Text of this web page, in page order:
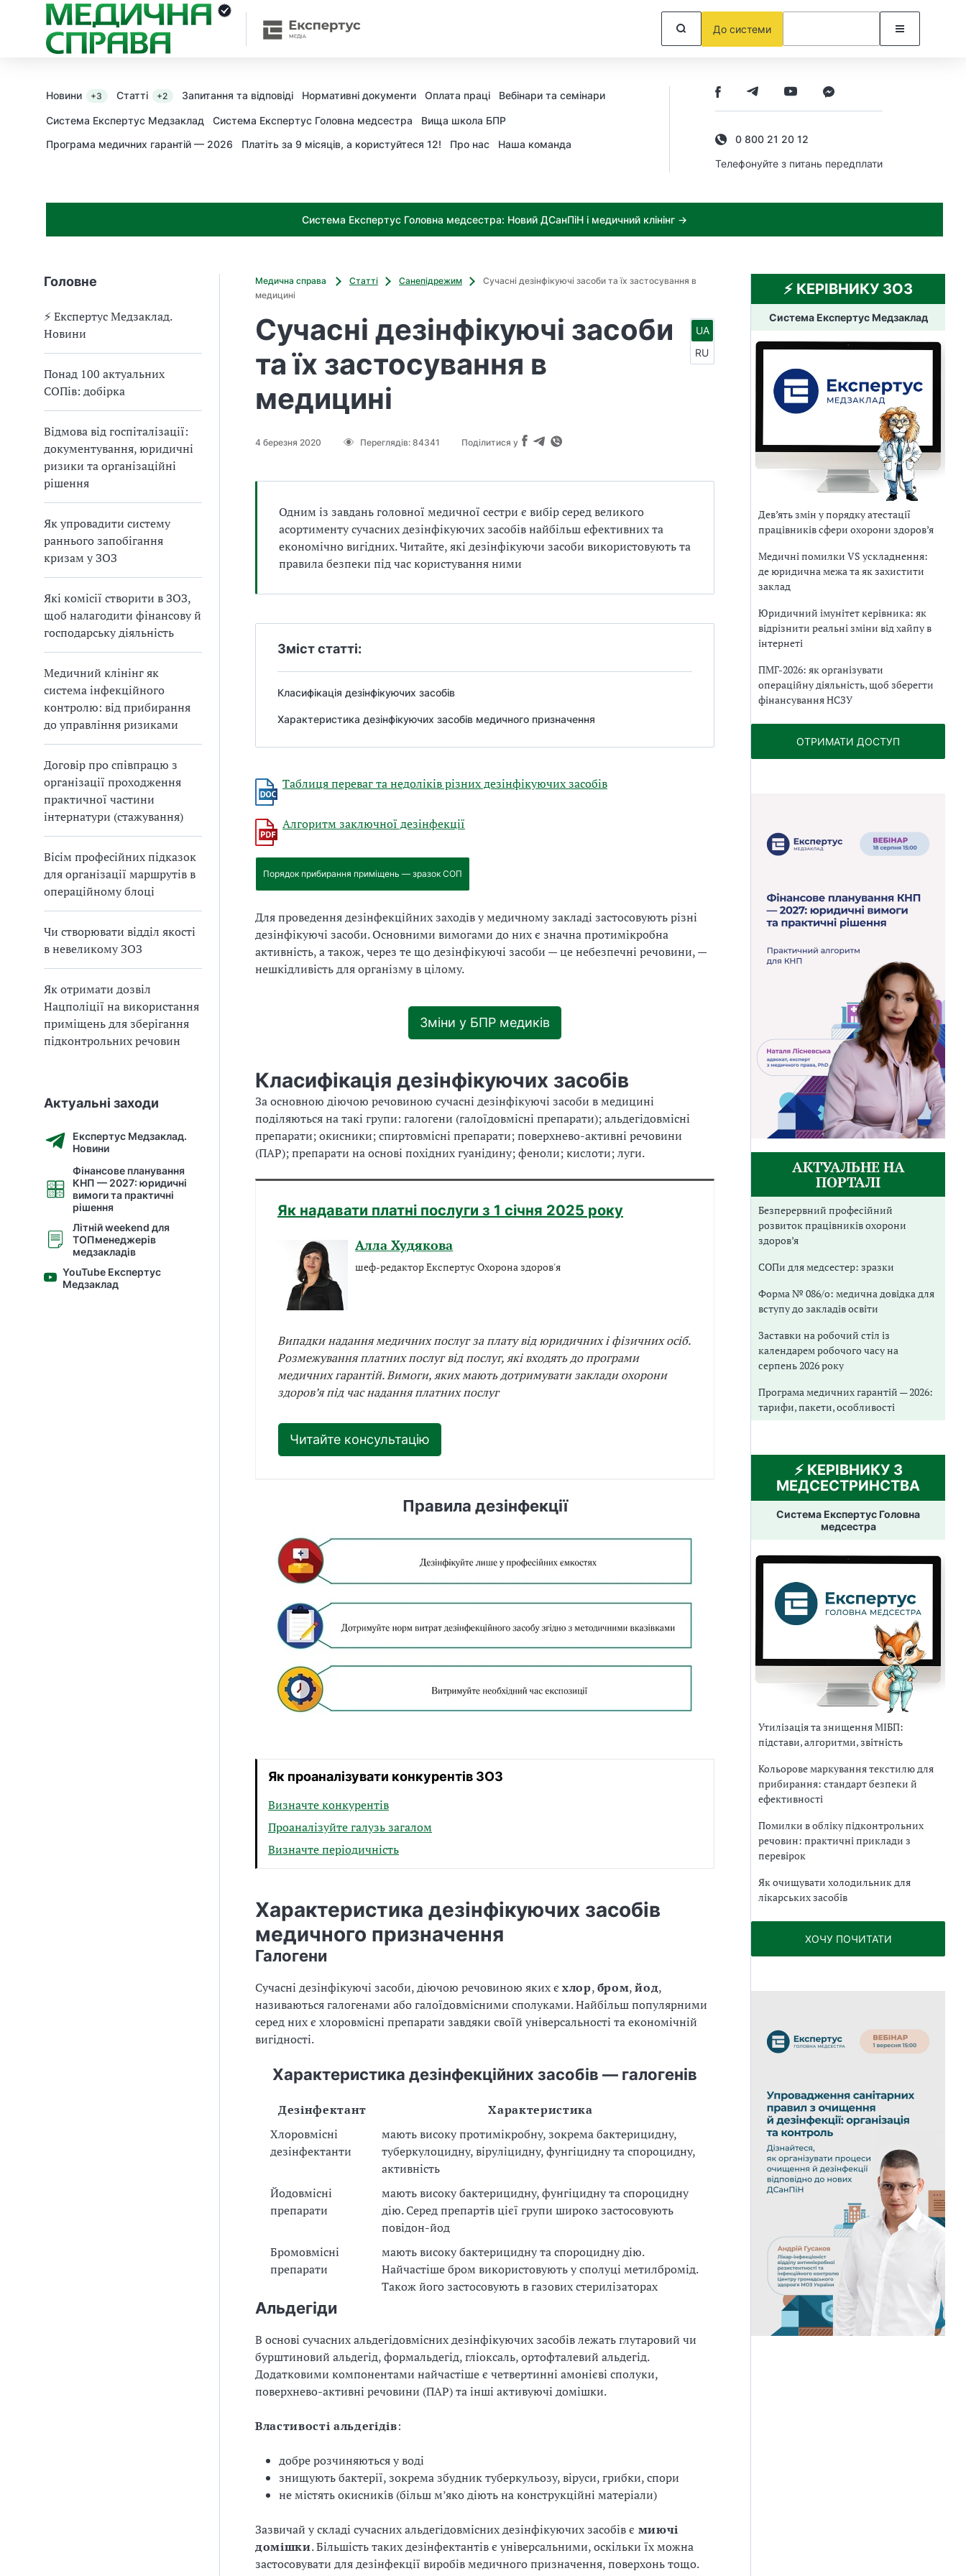
До системи
Новини +3 Статті +2 Запитання та відповіді Нормативні документи Оплата праці Вебінари та семінари
Система Експертус Медзаклад Система Експертус Головна медсестра
Вища школа БПР
Програма медичних гарантій — 2026
Платіть за 9 місяців, а користуйтеся 12! Про нас Наша команда
0 800 21 20 12
Телефонуйте з питань передплати
Система Експертус Головна медсестра: Новий ДСанПіН і медичний клінінг →
Головне
⚡️ Експертус Медзаклад.
Новини
Понад 100 актуальних
СОПів: добірка
Відмова від госпіталізації:
документування, юридичні
ризики та організаційні
рішення
Як упровадити систему
раннього запобігання
кризам у ЗОЗ
Які комісії створити в ЗОЗ,
щоб налагодити фінансову й
господарську діяльність
Медичний клінінг як
система інфекційного
контролю: від прибирання
до управління ризиками
Договір про співпрацю з
організації проходження
практичної частини
інтернатури (стажування)
Вісім професійних підказок
для організації маршрутів в
операційному блоці
Чи створювати відділ якості
в невеликому ЗОЗ
Як отримати дозвіл
Нацполіції на використання
приміщень для зберігання
підконтрольних речовин
Актуальні заходи
Експертус Медзаклад.
Новини
Фінансове планування
КНП — 2027: юридичні
вимоги та практичні
рішення
Літній weekend для
ТОПменеджерів
медзакладів
YouTube Експертус
Медзаклад
Медична справа Статті Санепідрежим
Сучасні дезінфікуючі засоби та їх застосування в
медицині
Сучасні дезінфікуючі засоби
та їх застосування в
медицині
4 березня 2020 Переглядів: 84341 Поділитися у
UA
RU
Одним із завдань головної медичної сестри є вибір серед великого
асортименту сучасних дезінфікуючих засобів найбільш ефективних та
економічно вигідних. Читайте, які дезінфікуючи засоби використовують та
правила безпеки під час користування ними
Зміст статті:
Класифікація дезінфікуючих засобів
Характеристика дезінфікуючих засобів медичного призначення
Таблиця переваг та недоліків різних дезінфікуючих засобів
Алгоритм заключної дезінфекції
Порядок прибирання приміщень — зразок СОП
Для проведення дезінфекційних заходів у медичному закладі застосовують різні
дезінфікуючі засоби. Основними вимогами до них є значна протимікробна
активність, а також, через те що дезінфікуючі засоби — це небезпечні речовини, —
нешкідливість для організму в цілому.
Зміни у БПР медиків
Класифікація дезінфікуючих засобів
За основною діючою речовиною сучасні дезінфікуючі засоби в медицині
поділяються на такі групи: галогени (галоїдовмісні препарати); альдегідовмісні
препарати; окисники; спиртовмісні препарати; поверхнево-активні речовини
(ПАР); препарати на основі похідних гуанідину; феноли; кислоти; луги.
Як надавати платні послуги з 1 січня 2025 року
Алла Худякова
шеф-редактор Експертус Охорона здоров'я
Випадки надання медичних послуг за плату від юридичних і фізичних осіб.
Розмежування платних послуг від послуг, які входять до програми
медичних гарантій. Вимоги, яких мають дотримувати заклади охорони
здоров’я під час надання платних послуг
Читайте консультацію
Правила дезінфекції
Як проаналізувати конкурентів ЗОЗ
Визначте конкурентів
Проаналізуйте галузь загалом
Визначте періодичність
Характеристика дезінфікуючих засобів
медичного призначення
Галогени
Сучасні дезінфікуючі засоби, діючою речовиною яких є хлор,бром,йод,
називаються галогенами або галоїдовмісними сполуками. Найбільш популярними
серед них є хлоровмісні препарати завдяки своїй універсальності та економічній
вигідності.
Характеристика дезінфекційних засобів — галогенів
Дезінфектант
Характеристика
Хлоровмісні
дезінфектанти
мають високу протимікробну, зокрема бактерицидну,
туберкулоцидну, віруліцидну, фунгіцидну та спороцидну,
активність
Йодовмісні
препарати
мають високу бактерицидну, фунгіцидну та спороцидну
дію. Серед препартів цієї групи широко застосовують
повідон-йод
Бромовмісні
препарати
мають високу бактерицидну та спороцидну дію.
Найчастіше бром використовують у сполуці метилбромід.
Також його застосовують в газових стерилізаторах
Альдегіди
В основі сучасних альдегідовмісних дезінфікуючих засобів лежать глутаровий чи
бурштиновий альдегід, формальдегід, гліоксаль, ортофталевий альдегід.
Додатковими компонентами найчастіше є четвертинні амонієві сполуки,
поверхнево-активні речовини (ПАР) та інші активуючі домішки.
Властивості альдегідів:
добре розчиняються у воді
знищують бактерії, зокрема збудник туберкульозу, віруси, грибки, спори
не містять окисників (більш м’яко діють на конструкційні матеріали)
Зазвичай у складі сучасних альдегідовмісних дезінфікуючих засобів є миючі
домішки. Більшість таких дезінфектантів є універсальними, оскільки їх можна
застосовувати для дезінфекції виробів медичного призначення, поверхонь тощо.
⚡️ КЕРІВНИКУ ЗОЗ
Система Експертус Медзаклад
Дев’ять змін у порядку атестації
працівників сфери охорони здоров’я
Медичні помилки VS ускладнення:
де юридична межа та як захистити
заклад
Юридичний імунітет керівника: як
відрізнити реальні зміни від хайпу в
інтернеті
ПМГ-2026: як організувати
операційну діяльність, щоб зберегти
фінансування НСЗУ
ОТРИМАТИ ДОСТУП
АКТУАЛЬНЕ НА
ПОРТАЛІ
Безперервний професійний
розвиток працівників охорони
здоров’я
СОПи для медсестер: зразки
Форма № 086/о: медична довідка для
вступу до закладів освіти
Заставки на робочий стіл із
календарем робочого часу на
серпень 2026 року
Програма медичних гарантій — 2026:
тарифи, пакети, особливості
⚡️ КЕРІВНИКУ З
МЕДСЕСТРИНСТВА
Система Експертус Головна
медсестра
Утилізація та знищення МІБП:
підстави, алгоритми, звітність
Кольорове маркування текстилю для
прибирання: стандарт безпеки й
ефективності
Помилки в обліку підконтрольних
речовин: практичні приклади з
перевірок
Як очищувати холодильник для
лікарських засобів
ХОЧУ ПОЧИТАТИ